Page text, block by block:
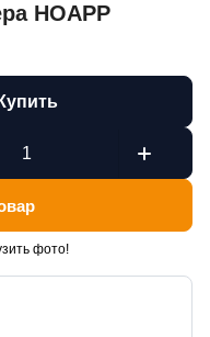
HOAPP
Купить
фото!